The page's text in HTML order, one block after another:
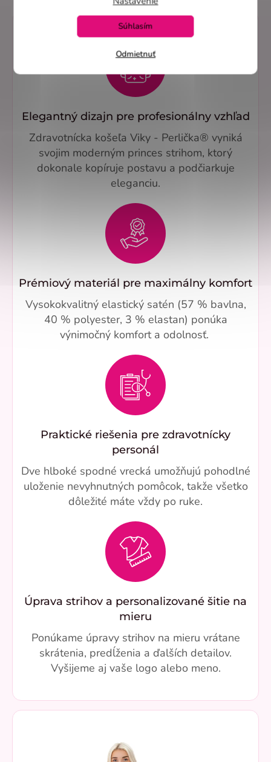
Odmietnuť
Súhlasím
Elegantný dizajn pre profesionálny vzhľad
Zdravotnícka košeľa Viky - Perlička® vyniká
svojim moderným princes strihom, ktorý
dokonale kopíruje postavu a podčiarkuje
eleganciu.
Prémiový materiál pre maximálny komfort
Vysokokvalitný elastický satén (57 % bavlna,
40 % polyester, 3 % elastan) ponúka
výnimočný komfort a odolnosť.
Praktické riešenia pre zdravotnícky
personál
Dve hlboké spodné vrecká umožňujú pohodlné
uloženie nevyhnutných pomôcok, takže všetko
dôležité máte vždy po ruke.
Úprava strihov a personalizované šitie na
mieru
Ponúkame úpravy strihov na mieru vrátane
skrátenia, predĺženia a ďalších detailov.
Vyšijeme aj vaše logo alebo meno.